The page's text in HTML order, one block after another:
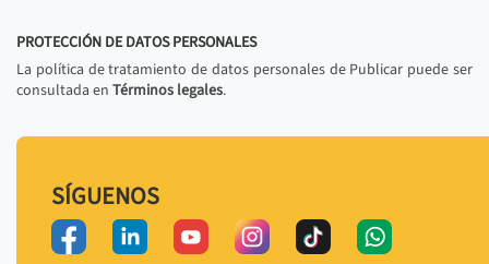
PROTECCIÓN DE DATOS PERSONALES
La política de tratamiento de datos personales de Publicar puede ser
consultada en Términos legales.
SÍGUENOS